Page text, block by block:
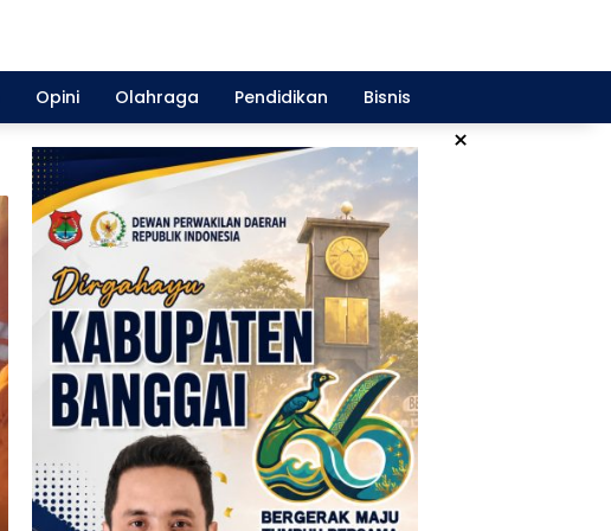
Opini Olahraga Pendidikan Bisnis
×